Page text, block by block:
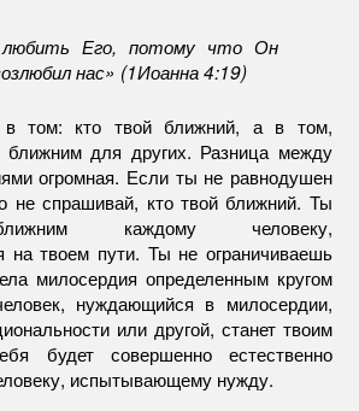
любить Его, потому что Он
нас» (1Иоанна 4:19)
в том: кто твой ближний, а в том,
для других. Разница между
огромная. Если ты не равнодушен
не спрашивай, кто твой ближний. Ты
каждому человеку,
на твоем пути. Ты не ограничиваешь
милосердия определенным кругом
нуждающийся в милосердии,
или другой, станет твоим
будет совершенно естественно
испытывающему нужду.